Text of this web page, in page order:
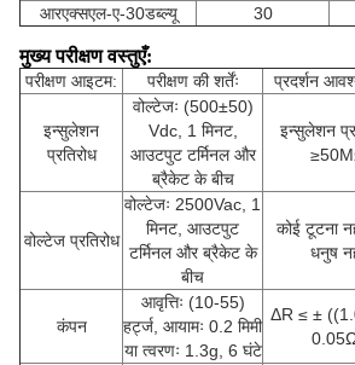
आरएक्सएल-ए-30डब्ल्यू
30
मुख्य परीक्षण वस्तुएँ:
परीक्षण आइटम: परीक्षण की शर्तेंः प्रदर्शन
इन्सुलेशन
प्रतिरोध
वोल्टेजः (500±50)
Vdc, 1 मिनट,
आउटपुट टर्मिनल और
ब्रैकेट के बीच
इन्सुलेशन
वोल्टेज प्रतिरोध
वोल्टेजः 2500Vac, 1
मिनट, आउटपुट
टर्मिनल और ब्रैकेट के
बीच
कोई टूटना
धनुष
कंपन
आवृत्तिः (10-55)
हर्ट्ज, आयामः 0.2 मिमी
या त्वरणः 1.3g, 6 घंटे
ΔR ≤ ±